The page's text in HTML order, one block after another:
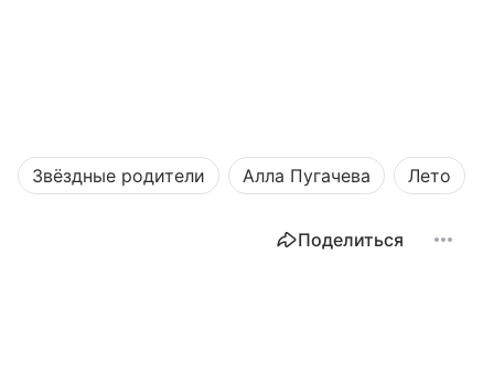
Звёздные родители Алла Пугачева Лето
Поделиться